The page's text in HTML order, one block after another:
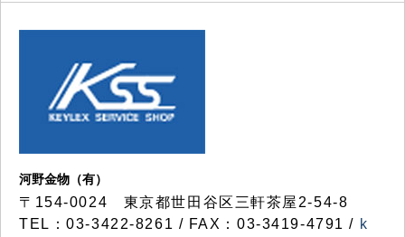
河野金物（有）
〒154-0024 東京都世田谷区三軒茶屋2-54-8
TEL：03-3422-8261 / FAX：03-3419-4791 / k